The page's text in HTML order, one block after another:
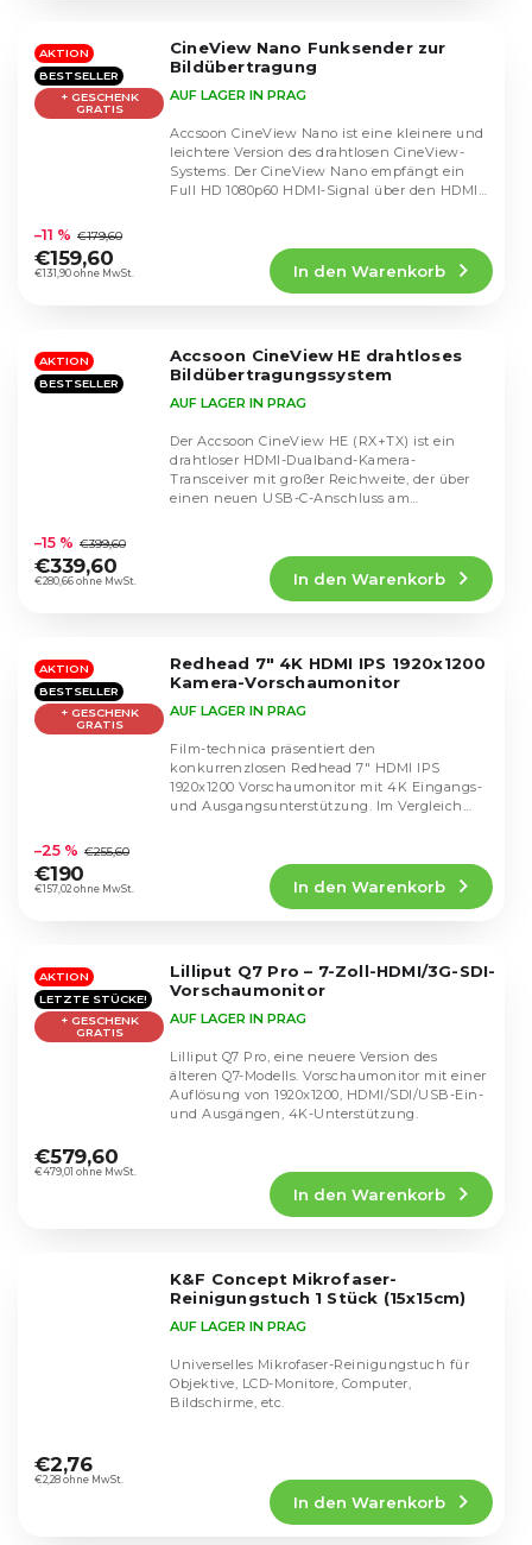
Sternen.
AKTION
BESTSELLER
+ GESCHENK
GRATIS
CineView Nano Funksender zur
Bildübertragung
durchschnittliche
Produktbewertung
ist
Sternen.
AUF LAGER IN PRAG
€131,90 ohne MwSt.
–11 % €179,60
€159,60
In den Warenkorb
Accsoon CineView Nano ist eine kleinere und
leichtere Version des drahtlosen CineView-
Systems. Der CineView Nano empfängt ein
Full HD 1080p60 HDMI-Signal über den HDMI-
AKTION
BESTSELLER
Accsoon CineView HE drahtloses
Bildübertragungssystem
durchschnittliche
Produktbewertung
ist
Sternen.
AUF LAGER IN PRAG
€280,66 ohne MwSt.
–15 % €399,60
€339,60
In den Warenkorb
Der Accsoon CineView HE (RX+TX) ist ein
drahtloser HDMI-Dualband-Kamera-
Transceiver mit großer Reichweite, der über
einen neuen USB-C-Anschluss am
AKTION
BESTSELLER
+ GESCHENK
GRATIS
Redhead 7" 4K HDMI IPS 1920x1200
Kamera-Vorschaumonitor
durchschnittliche
Produktbewertung
ist
Sternen.
AUF LAGER IN PRAG
€157,02 ohne MwSt.
–25 % €255,60
€190
In den Warenkorb
Film-technica präsentiert den
konkurrenzlosen Redhead 7" HDMI IPS
1920x1200 Vorschaumonitor mit 4K Eingangs-
und Ausgangsunterstützung. Im Vergleich
AKTION
LETZTE STÜCKE!
+ GESCHENK
GRATIS
Lilliput Q7 Pro – 7-Zoll-HDMI/3G-SDI-
Vorschaumonitor
durchschnittliche
Produktbewertung
AUF LAGER IN PRAG
€479,01 ohne MwSt.
€579,60
In den Warenkorb
Lilliput Q7 Pro, eine neuere Version des
älteren Q7-Modells. Vorschaumonitor mit einer
Auflösung von 1920x1200, HDMI/SDI/USB-Ein-
und Ausgängen, 4K-Unterstützung.
K&F Concept Mikrofaser-
Reinigungstuch 1 Stück (15x15cm)
durchschnittliche
Produktbewertung
AUF LAGER IN PRAG
€2,28 ohne MwSt.
€2,76
In den Warenkorb
Universelles Mikrofaser-Reinigungstuch für
Objektive, LCD-Monitore, Computer,
Bildschirme, etc.